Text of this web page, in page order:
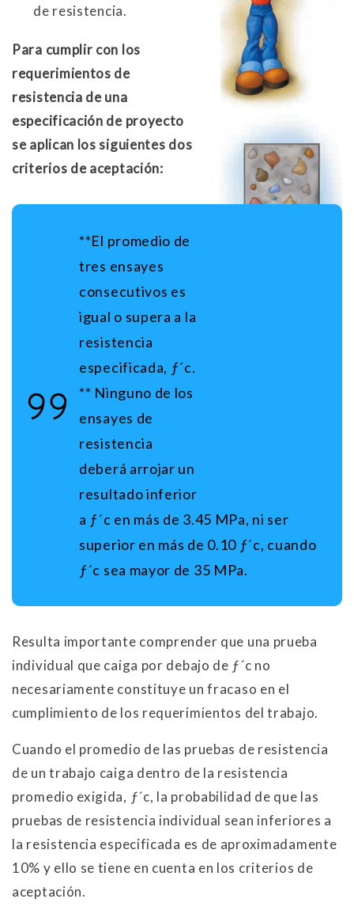
de resistencia.
Para cumplir con los
requerimientos de
resistencia de una
especificación de proyecto
se aplican los siguientes dos
criterios de aceptación:
**El promedio de
tres ensayes
consecutivos es
igual o supera a la
resistencia
especificada, ƒ´c.
** Ninguno de los
ensayes de
resistencia
deberá arrojar un
resultado inferior
a ƒ´c en más de 3.45 MPa, ni ser
superior en más de 0.10 ƒ´c, cuando
ƒ´c sea mayor de 35 MPa.
Resulta importante comprender que una prueba
individual que caiga por debajo de ƒ´c no
necesariamente constituye un fracaso en el
cumplimiento de los requerimientos del trabajo.
Cuando el promedio de las pruebas de resistencia
de un trabajo caiga dentro de la resistencia
promedio exigida, ƒ´c, la probabilidad de que las
pruebas de resistencia individual sean inferiores a
la resistencia especificada es de aproximadamente
10% y ello se tiene en cuenta en los criterios de
aceptación.